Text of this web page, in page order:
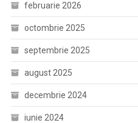
februarie 2026
octombrie 2025
septembrie 2025
august 2025
decembrie 2024
iunie 2024